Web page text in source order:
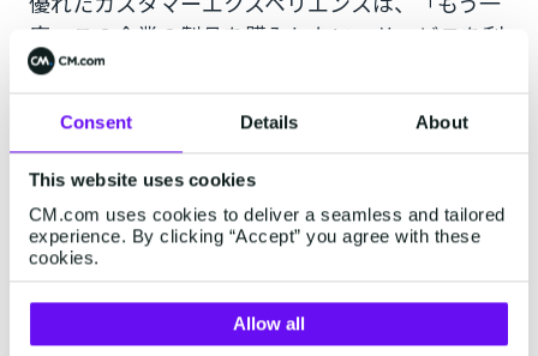
Consent Details About
This website uses cookies
CM.com uses cookies to deliver a seamless and tailored
experience. By clicking “Accept” you agree with these
cookies.
Allow all
度、この企業の製品を購入したい・サービスを利
用したい」という満足感につながり、リピーター
となってくれます。
反対に、ある商品の購入において、顧客が満足す
るエクスペリエンスを受けなければ、競合他社に
乗り換えてしまうでしょう。
わたって期待できる購買活動、つまり顧客の生涯